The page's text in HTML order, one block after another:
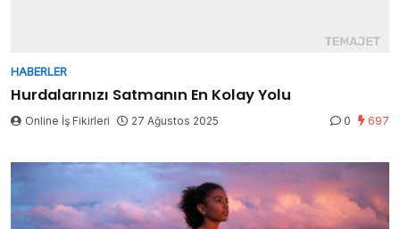
HABERLER
Hurdalarınızı Satmanın En Kolay Yolu
Online İş Fikirleri 27 Ağustos 2025 0 697